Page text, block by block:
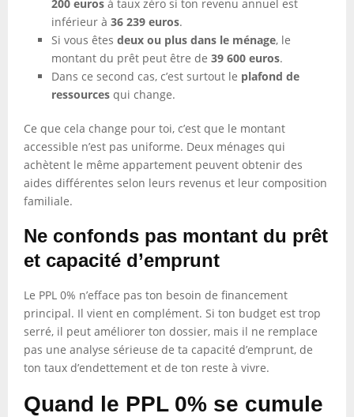
200 euros à taux zéro si ton revenu annuel est
inférieur à 36 239 euros.
Si vous êtes deux ou plus dans le ménage, le
montant du prêt peut être de 39 600 euros.
Dans ce second cas, c’est surtout le plafond de
ressources qui change.
Ce que cela change pour toi, c’est que le montant
accessible n’est pas uniforme. Deux ménages qui
achètent le même appartement peuvent obtenir des
aides différentes selon leurs revenus et leur composition
familiale.
Ne confonds pas montant du prêt
et capacité d’emprunt
Le PPL 0% n’efface pas ton besoin de financement
principal. Il vient en complément. Si ton budget est trop
serré, il peut améliorer ton dossier, mais il ne remplace
pas une analyse sérieuse de ta capacité d’emprunt, de
ton taux d’endettement et de ton reste à vivre.
Quand le PPL 0% se cumule